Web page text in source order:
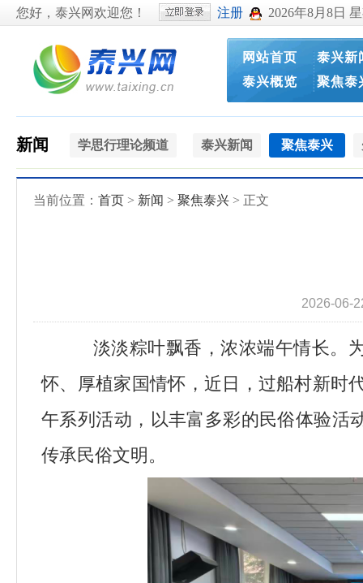
您好，泰兴网欢迎您！ 注册 2026年8月8日
网站首页
泰兴概览
泰兴新
聚焦泰
新闻 学思行理论频道 泰兴新闻 聚焦泰兴
当前位置： 首页 > 新闻 > 聚焦泰兴 > 正文
2026-06-
淡淡粽叶飘香，浓浓端午情长。
怀、厚植家国情怀，近日，过船村新时
午系列活动，以丰富多彩的民俗体验活
传承民俗文明。